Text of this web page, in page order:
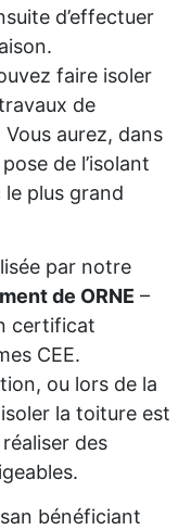
d’effectuer
faire isoler
de
aurez, dans
de l’isolant
plus grand
par notre
de ORNE –
certificat
CEE.
ou lors de la
la toiture est
des
bénéficiant